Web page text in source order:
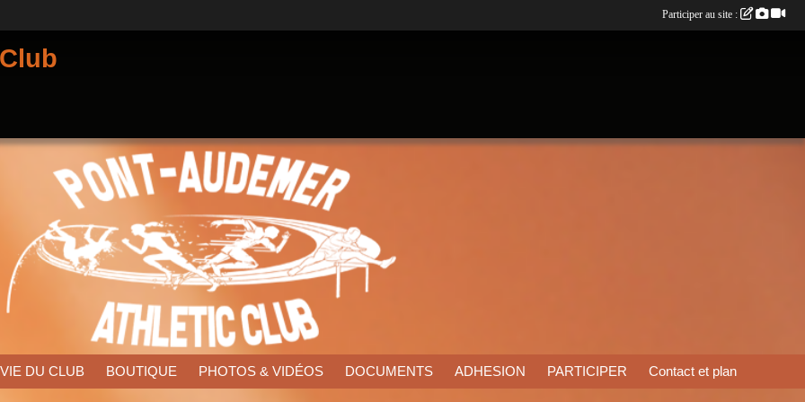
DU CLUB BOUTIQUE PHOTOS & VIDÉOS DOCUMENTS ADHESION PARTICIPER Contact et plan
Participer au site :